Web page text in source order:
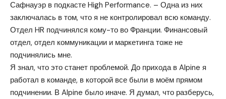
Сафнауэр в подкасте High Performance. – Одна из них
заключалась в том, что я не контролировал всю команду.
Отдел HR подчинялся кому-то во Франции. Финансовый
отдел, отдел коммуникации и маркетинга тоже не
подчинялись мне.
Я знал, что это станет проблемой. До прихода в Alpine я
работал в команде, в которой все были в моём прямом
подчинении. В Alpine было иначе. Я думал, что разберусь,